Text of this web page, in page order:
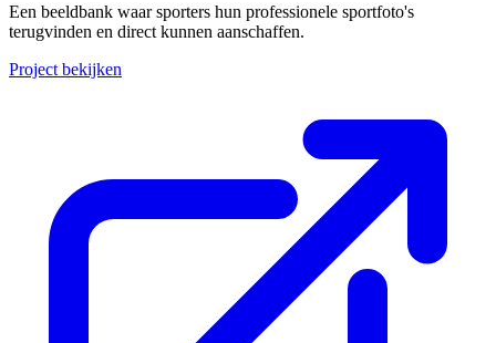
Een beeldbank waar sporters hun professionele sportfoto's
terugvinden en direct kunnen aanschaffen.
Project bekijken